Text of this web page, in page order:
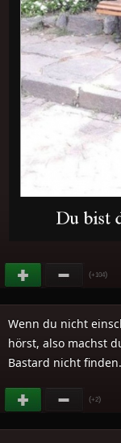
(+104)
Wenn du nicht
hörst, also machst
Bastard nicht
(+2)